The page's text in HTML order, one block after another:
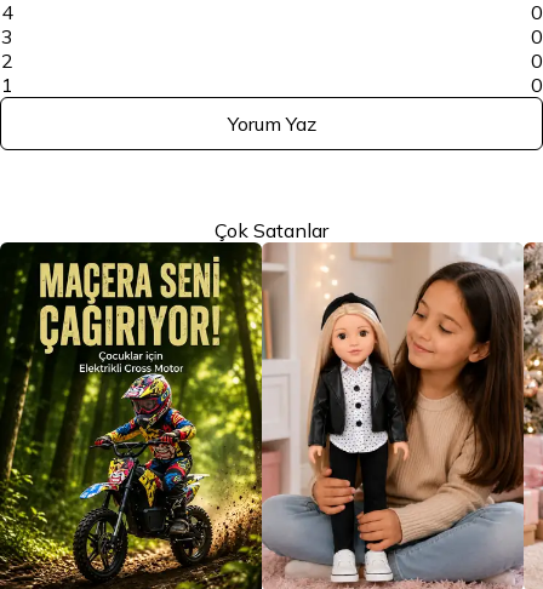
4
0
3
0
2
0
1
0
Yorum Yaz
Çok Satanlar